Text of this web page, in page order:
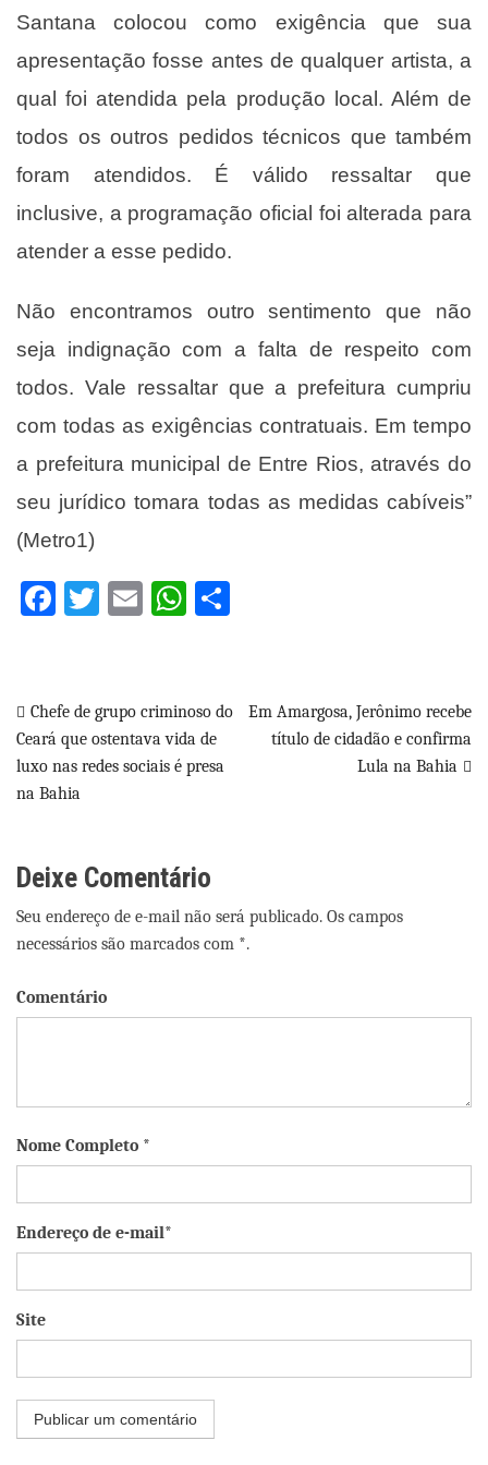
Santana colocou como exigência que sua
apresentação fosse antes de qualquer artista, a
qual foi atendida pela produção local. Além de
todos os outros pedidos técnicos que também
foram atendidos. É válido ressaltar que
inclusive, a programação oficial foi alterada para
atender a esse pedido.
Não encontramos outro sentimento que não
seja indignação com a falta de respeito com
todos. Vale ressaltar que a prefeitura cumpriu
com todas as exigências contratuais. Em tempo
a prefeitura municipal de Entre Rios, através do
seu jurídico tomara todas as medidas cabíveis”
(Metro1)
Facebook
Twitter
EmailWhatsApp
Navegação
de
Post
Chefe de grupo criminoso do
Ceará que ostentava vida de
luxo nas redes sociais é presa
na Bahia
Em Amargosa, Jerônimo recebe
título de cidadão e confirma
Lula na Bahia
Deixe Comentário
Seu endereço de e-mail não será publicado. Os campos
necessários são marcados com *.
Comentário
Nome Completo *
Endereço de e-mail*
Site